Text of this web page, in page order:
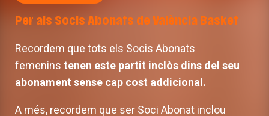
Per als Socis Abonats de València Basket
Recordem que tots els Socis Abonats
femenins tenen este partit inclòs dins del seu
abonament sense cap cost addicional.
A més, recordem que ser Soci Abonat inclou